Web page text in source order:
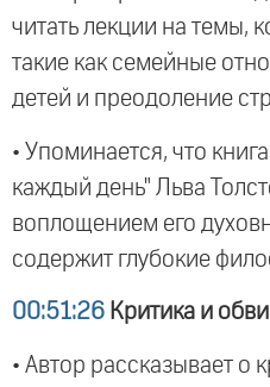
читать лекции на темы,
такие как семейные
детей и преодоление
• Упоминается, что
каждый день" Льва
воплощением его
содержит глубокие
00:51:26 Критика и
• Автор рассказывает о